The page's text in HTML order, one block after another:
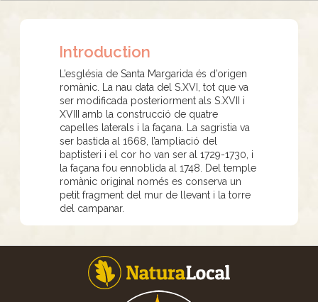
Introduction
L’església de Santa Margarida és d’origen
romànic. La nau data del S.XVI, tot que va
ser modificada posteriorment als S.XVII i
XVIII amb la construcció de quatre
capelles laterals i la façana. La sagristia va
ser bastida al 1668, l’ampliació del
baptisteri i el cor ho van ser al 1729-1730, i
la façana fou ennoblida al 1748. Del temple
romànic original només es conserva un
petit fragment del mur de llevant i la torre
del campanar.